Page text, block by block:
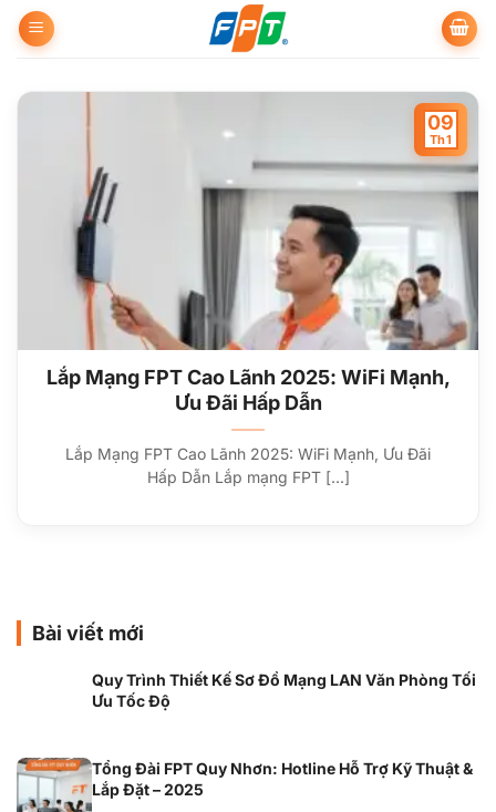
qua
dung
Lắp Mạng FPT Cao Lãnh 2025: WiFi Mạnh,
Ưu Đãi Hấp Dẫn
Lắp Mạng FPT Cao Lãnh 2025: WiFi Mạnh, Ưu Đãi
Hấp Dẫn Lắp mạng FPT [...]
09
Th1
Bài viết mới
Quy Trình Thiết Kế Sơ Đồ Mạng LAN Văn Phòng Tối
Ưu Tốc Độ
Tổng Đài FPT Quy Nhơn: Hotline Hỗ Trợ Kỹ Thuật &
Lắp Đặt – 2025